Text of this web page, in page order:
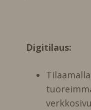
Digitilaus: